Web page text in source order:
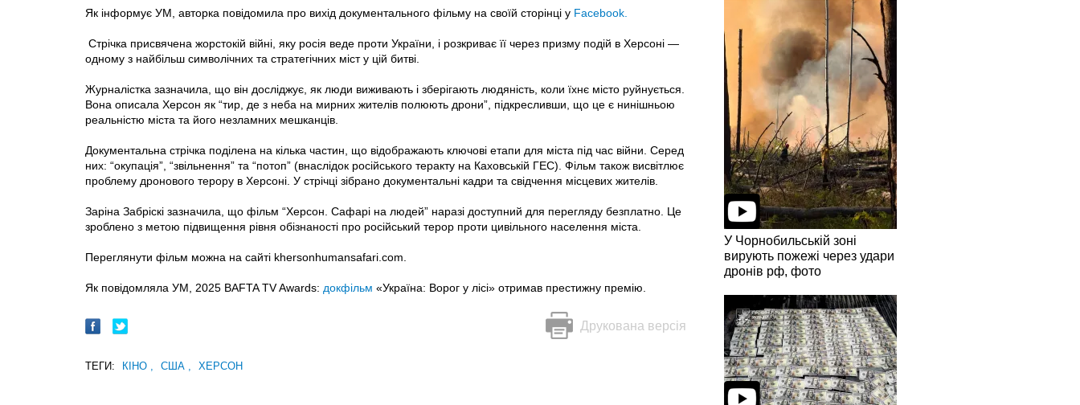
Як інформує УМ, авторка повідомила про вихід документального фільму на своїй сторінці у Facebook.
Стрічка присвячена жорстокій війні, яку росія веде проти України, і розкриває її через призму подій в Херсоні —
одному з найбільш символічних та стратегічних міст у цій битві.
Журналістка зазначила, що він досліджує, як люди виживають і зберігають людяність, коли їхнє місто руйнується.
Вона описала Херсон як “тир, де з неба на мирних жителів полюють дрони”, підкресливши, що це є нинішньою
реальністю міста та його незламних мешканців.
Документальна стрічка поділена на кілька частин, що відображають ключові етапи для міста під час війни. Серед
них: “окупація”, “звільнення” та “потоп” (внаслідок російського теракту на Каховській ГЕС). Фільм також висвітлює
проблему дронового терору в Херсоні. У стрічці зібрано документальні кадри та свідчення місцевих жителів.
Заріна Забріскі зазначила, що фільм “Херсон. Сафарі на людей” наразі доступний для перегляду безплатно. Це
зроблено з метою підвищення рівня обізнаності про російський терор проти цивільного населення міста.
Переглянути фільм можна на сайті khersonhumansafari.com.
Як повідомляла УМ, 2025 BAFTA TV Awards: докфільм «Україна: Ворог у лісі» отримав престижну премію.
Друкована версія
ТЕГИ: КІНО США ХЕРСОН
У Чорнобильській зоні
вирують пожежі через удари
дронів рф, фото